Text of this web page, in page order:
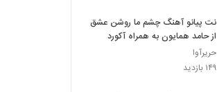
نت پیانو آهنگ چشم ما روشن عشق
از حامد همایون به همراه آکورد
حریرآوا
۱۴۹ بازدید